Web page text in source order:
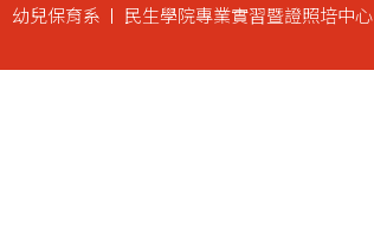
幼兒保育系
民生學院專業實習暨證照培中心